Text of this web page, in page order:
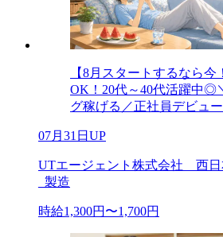
【8月スタートするなら今
OK！20代～40代活躍中◎
グ稼げる／正社員デビュー
07月31日UP
UTエージェント株式会社 西日
_製造
時給1,300円〜1,700円